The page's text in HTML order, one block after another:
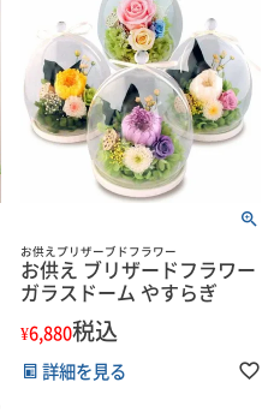
お供えプリザーブドフラワー
お供え ブリザードフラワー
ガラスドーム やすらぎ
¥6,880税込
詳細を見る